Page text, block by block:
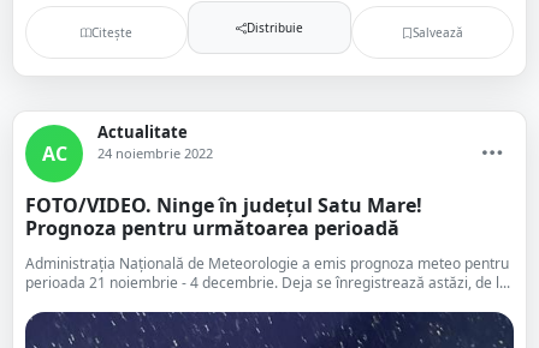
Citește Distribuie Salvează
AC
Actualitate
24 noiembrie 2022
FOTO/VIDEO. Ninge în județul Satu Mare!
Prognoza pentru următoarea perioadă
Administrația Națională de Meteorologie a emis prognoza meteo pentru
perioada 21 noiembrie - 4 decembrie. Deja se înregistrează astăzi, de l...